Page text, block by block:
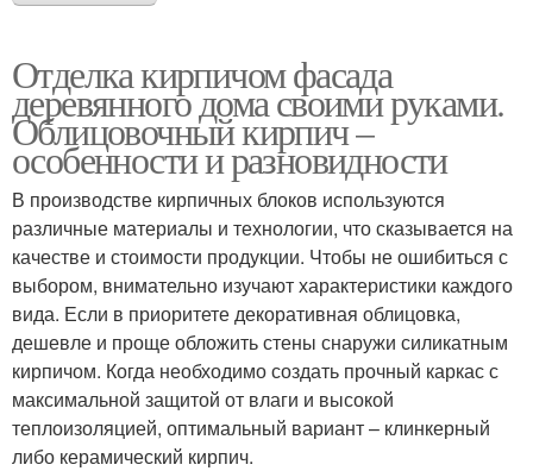
Отделка кирпичом фасада
деревянного дома своими руками.
Облицовочный кирпич –
особенности и разновидности
В производстве кирпичных блоков используются
различные материалы и технологии, что сказывается на
качестве и стоимости продукции. Чтобы не ошибиться с
выбором, внимательно изучают характеристики каждого
вида. Если в приоритете декоративная облицовка,
дешевле и проще обложить стены снаружи силикатным
кирпичом. Когда необходимо создать прочный каркас с
максимальной защитой от влаги и высокой
теплоизоляцией, оптимальный вариант – клинкерный
либо керамический кирпич.